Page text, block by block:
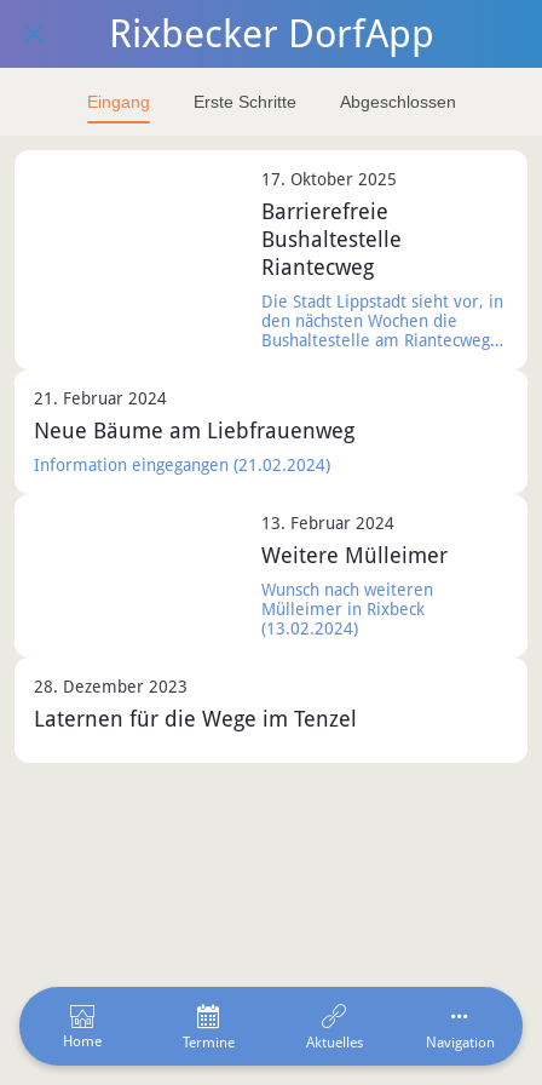
Rixbecker DorfApp
Eingang Erste Schritte Abgeschlossen
17. Oktober 2025
Barrierefreie
Bushaltestelle
Riantecweg
Die Stadt Lippstadt sieht vor, in
den nächsten Wochen die
Bushaltestelle am Riantecweg
Bushaltestellen in Lippstadt
barrierefrei zu machen.
21. Februar 2024
Neue Bäume am Liebfrauenweg
Information eingegangen (21.02.2024)
13. Februar 2024
Weitere Mülleimer
Wunsch nach weiteren
Mülleimer in Rixbeck
(13.02.2024)
28. Dezember 2023
Laternen für die Wege im Tenzel
Home Termine Aktuelles Navigation